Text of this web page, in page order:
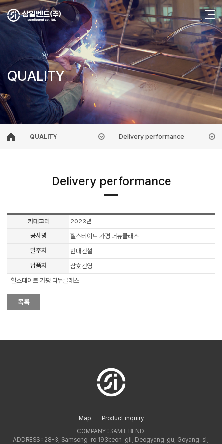
QUALITY
QUALITY Delivery performance
Delivery performance
카테고리
2023년
공사명
힐스테이트 가평 더뉴클래스
발주처
현대건설
납품처
삼호건영
힐스테이트 가평 더뉴클래스
Map
Product inquiry
COMPANY : SAMIL BEND
ADDRESS : 28-3, Samsong-ro 193beon-gil, Deogyang-gu, Goyang-si,